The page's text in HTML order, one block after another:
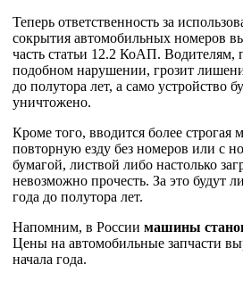
Теперь ответственность за
сокрытия автомобильных номеров
часть статьи 12.2 КоАП. Водителям,
подобном нарушении, грозит
до полутора лет, а само устройство
уничтожено.
Кроме того, вводится более строгая
повторную езду без номеров или с
бумагой, листвой либо настолько
невозможно прочесть. За это будут
года до полутора лет.
Напомним, в России машины
Цены на автомобильные запчасти
начала года.